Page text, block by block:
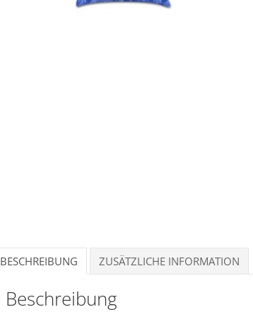
BESCHREIBUNG ZUSÄTZLICHE INFORMATION
Beschreibung